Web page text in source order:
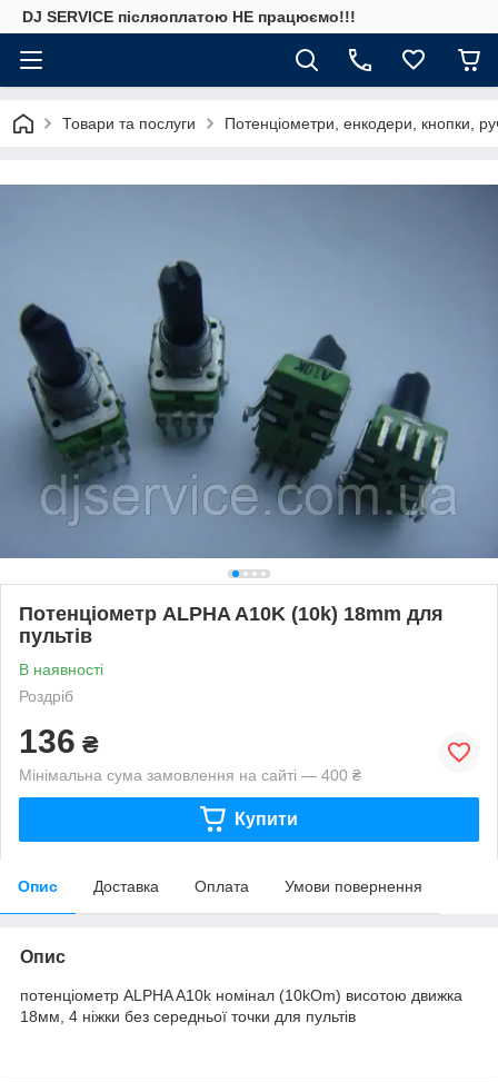
DJ SERVICE пiсляоплатою НЕ працюємо!!!
Товари та послуги Потенціометри, енкодери, кнопки,
Потенціометр ALPHA A10K (10k) 18mm для
пультів
В наявності
Роздріб
136 ₴
Мінімальна сума замовлення на сайті — 400 ₴
Купити
Опис Доставка Оплата Умови повернення
Опис
потенціометр ALPHA A10k номінал (10kOm) висотою движка
18мм, 4 ніжки без середньої точки для пультів